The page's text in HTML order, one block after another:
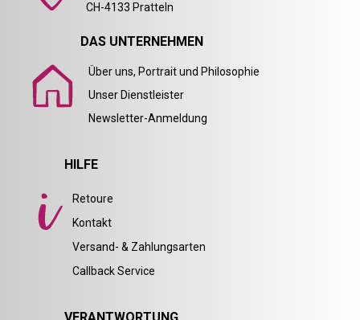
CH-4133 Pratteln
DAS UNTERNEHMEN
Über uns, Portrait und Philosophie
Unser Dienstleister
Newsletter-Anmeldung
HILFE
Retoure
Kontakt
Versand- & Zahlungsarten
Callback Service